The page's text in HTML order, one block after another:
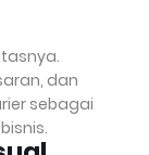
dan
sebagai